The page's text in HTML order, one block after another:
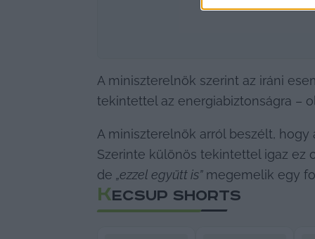
A miniszterelnök szerint az iráni
tekintettel az energiabiztonságra –
A miniszterelnök arról beszélt,
Szerinte különös tekintettel igaz ez
de „ezzel együtt is” megemelik egy
KECSUP SHORTS